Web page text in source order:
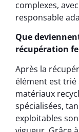
complexes,
responsable
Que
récupération
Après la
élément est trié
matériaux
spécialisées,
exploitables